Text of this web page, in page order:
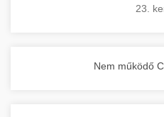
23.
Nem működő